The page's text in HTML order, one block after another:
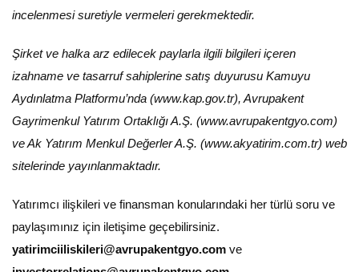
incelenmesi suretiyle vermeleri gerekmektedir.
Şirket ve halka arz edilecek paylarla ilgili bilgileri içeren
izahname ve tasarruf sahiplerine satış duyurusu Kamuyu
Aydınlatma Platformu’nda (www.kap.gov.tr), Avrupakent
Gayrimenkul Yatırım Ortaklığı A.Ş. (www.avrupakentgyo.com)
ve Ak Yatırım Menkul Değerler A.Ş. (www.akyatirim.com.tr) web
sitelerinde yayınlanmaktadır.
Yatırımcı ilişkileri ve finansman konularındaki her türlü soru ve
paylaşımınız için iletişime geçebilirsiniz.
yatirimciiliskileri@avrupakentgyo.com ve